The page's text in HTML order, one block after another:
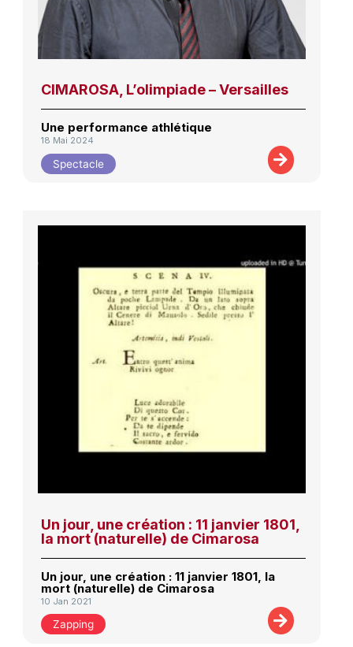
CIMAROSA, L’olimpiade – Versailles
Une performance athlétique
18 Mai 2024
Spectacle
Un jour, une création : 11 janvier 1801,
la mort (naturelle) de Cimarosa
Un jour, une création : 11 janvier 1801, la
mort (naturelle) de Cimarosa
10 Jan 2021
Zapping